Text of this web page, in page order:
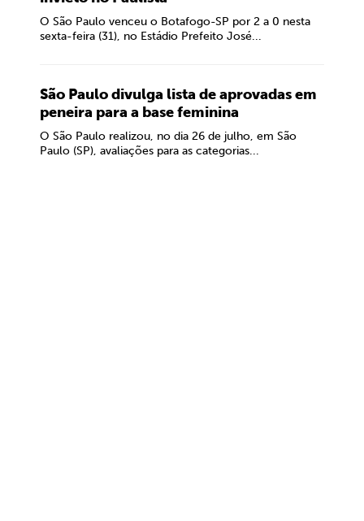
O São Paulo venceu o Botafogo-SP por 2 a 0 nesta
sexta-feira (31), no Estádio Prefeito José...
São Paulo divulga lista de aprovadas em
peneira para a base feminina
O São Paulo realizou, no dia 26 de julho, em São
Paulo (SP), avaliações para as categorias...